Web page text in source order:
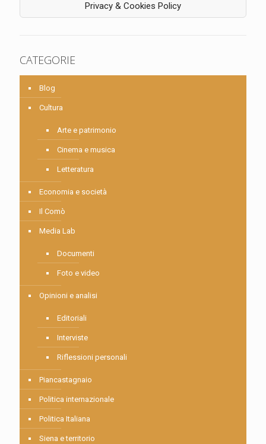
Privacy & Cookies Policy
CATEGORIE
Blog
Cultura
Arte e patrimonio
Cinema e musica
Letteratura
Economia e società
Il Comò
Media Lab
Documenti
Foto e video
Opinioni e analisi
Editoriali
Interviste
Riflessioni personali
Piancastagnaio
Politica internazionale
Politica Italiana
Siena e territorio